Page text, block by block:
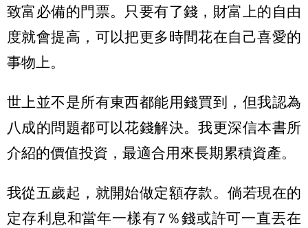
致富必備的門票。只要有了錢，財富上的自由
度就會提高，可以把更多時間花在自己喜愛的
事物上。
世上並不是所有東西都能用錢買到，但我認為
八成的問題都可以花錢解決。我更深信本書所
介紹的價值投資，最適合用來長期累積資產。
我從五歲起，就開始做定額存款。倘若現在的
定存利息和當年一樣有7％錢或許可一直丟在